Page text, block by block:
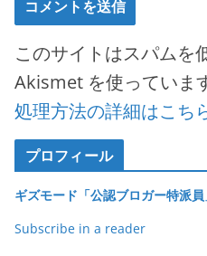
このサイトはスパムを
Akismet を使っていま
処理方法の詳細はこち
プロフィール
ギズモード「公認ブロガー特派員
Subscribe in a reader